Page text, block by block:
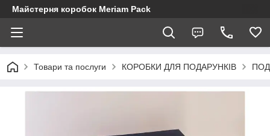
Майстерня коробок Meriam Pack
Товари та послуги КОРОБКИ ДЛЯ ПОДАРУНКІВ